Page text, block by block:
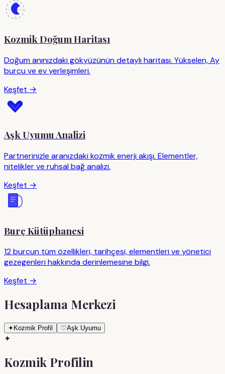
Kozmik Doğum Haritası
Doğum anınızdaki gökyüzünün detaylı haritası. Yükselen, Ay
burcu ve ev yerleşimleri.
Keşfet →
Aşk Uyumu Analizi
Partnerinizle aranızdaki kozmik enerji akışı. Elementler,
nitelikler ve ruhsal bağ analizi.
Keşfet →
Burç Kütüphanesi
12 burcun tüm özellikleri, tarihçesi, elementleri ve yönetici
gezegenleri hakkında derinlemesine bilgi.
Keşfet →
Hesaplama Merkezi
✦ Kozmik Profil ♡Aşk Uyumu
✦
Kozmik Profilin